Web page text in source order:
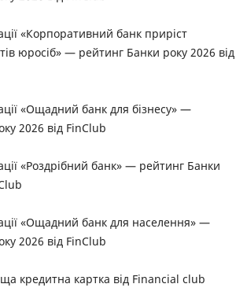
«Корпоративний банк приріст
юросіб» — рейтинг Банки року 2026 від
«Ощадний банк для бізнесу» —
2026 від FinClub
«Роздрібний банк» — рейтинг Банки
«Ощадний банк для населення» —
2026 від FinClub
кредитна картка від Financial club